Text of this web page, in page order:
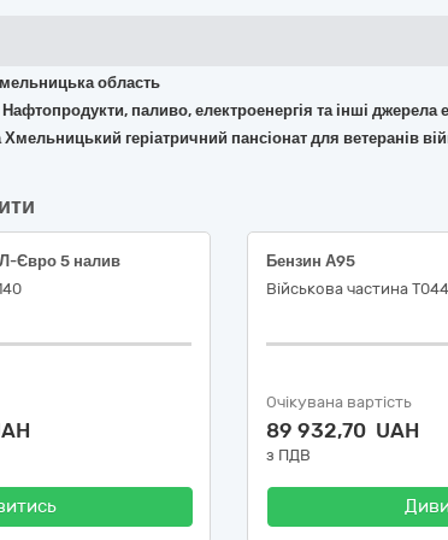
область
Нафтопродукти, паливо, електроенергія та інші джерела
Хмельницький геріатричний пансіонат для ветеранів
Євро 5 налив
Бензин А95
Військова частина
Очікувана вартість
89 932,70 UAH
з ПДВ